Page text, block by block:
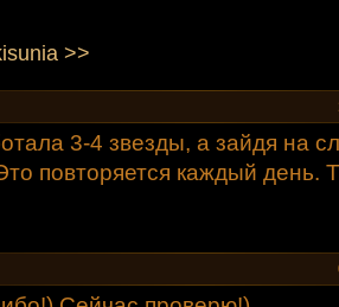
>>
3-4 звезды, а зайдя на
повторяется каждый день.